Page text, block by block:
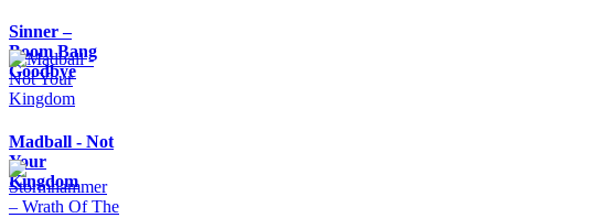
Sinner –
Boom Bang
Goodbye
Madball - Not
Your
Kingdom